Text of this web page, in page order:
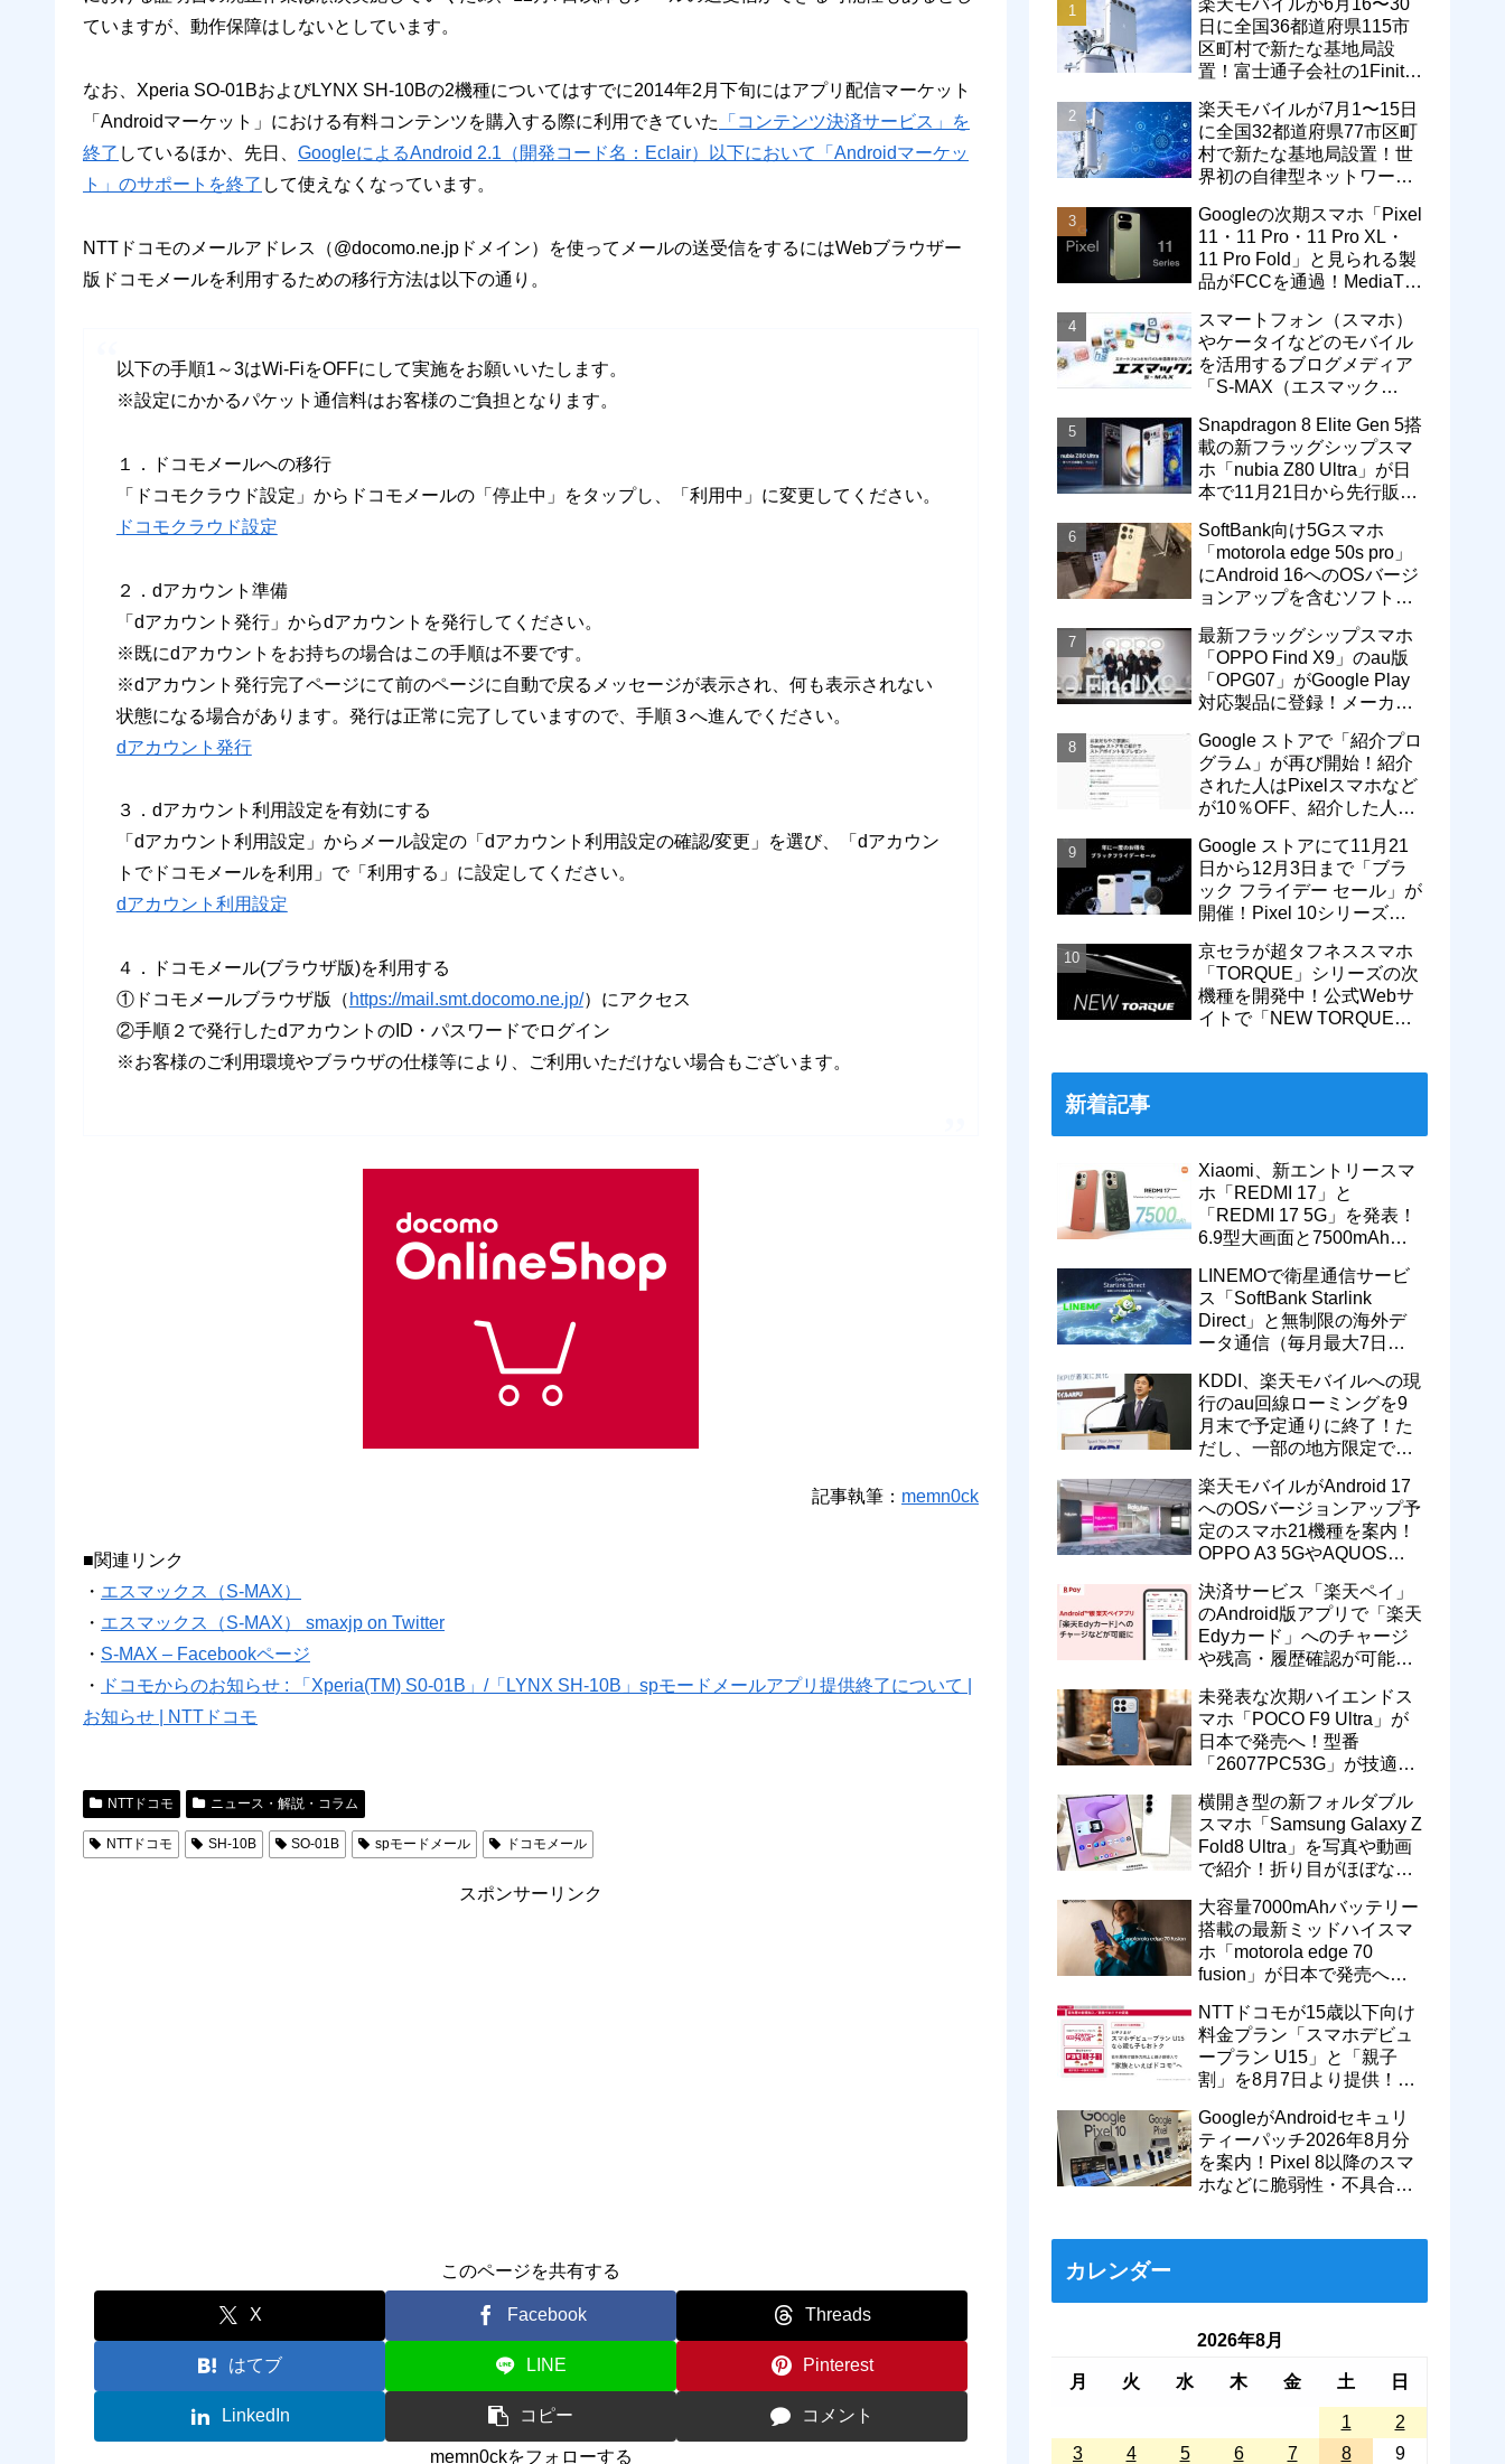
ていますが、動作保障はしないとしています。
なお、Xperia SO-01BおよびLYNX SH-10Bの2機種についてはすでに2014年2月下旬にはアプリ配信マーケット
「Androidマーケット」における有料コンテンツを購入する際に利用できていた
「コンテンツ決済サービス」を
終了 しているほか、先日、 GoogleによるAndroid 2.1（開発コード名：Eclair）以下において「Androidマーケッ
ト」のサポートを終了 して使えなくなっています。
NTTドコモのメールアドレス（@docomo.ne.jpドメイン）を使ってメールの送受信をするにはWebブラウザー
版ドコモメールを利用するための移行方法は以下の通り。
以下の手順1～3はWi-FiをOFFにして実施をお願いいたします。
※設定にかかるパケット通信料はお客様のご負担となります。
１．ドコモメールへの移行
「ドコモクラウド設定」からドコモメールの「停止中」をタップし、「利用中」に変更してください。
ドコモクラウド設定
２．dアカウント準備
「dアカウント発行」からdアカウントを発行してください。
※既にdアカウントをお持ちの場合はこの手順は不要です。
※dアカウント発行完了ページにて前のページに自動で戻るメッセージが表示され、何も表示されない
状態になる場合があります。発行は正常に完了していますので、手順３へ進んでください。
dアカウント発行
３．dアカウント利用設定を有効にする
「dアカウント利用設定」からメール設定の「dアカウント利用設定の確認/変更」を選び、「dアカウン
トでドコモメールを利用」で「利用する」に設定してください。
dアカウント利用設定
４．ドコモメール(ブラウザ版)を利用する
①ドコモメールブラウザ版（ https://mail.smt.docomo.ne.jp/）にアクセス
②手順２で発行したdアカウントのID・パスワードでログイン
※お客様のご利用環境やブラウザの仕様等により、ご利用いただけない場合もございます。
記事執筆： memn0ck
■関連リンク
・ エスマックス（S-MAX）
・ エスマックス（S-MAX） smaxjp on Twitter
・ S-MAX – Facebookページ
・
ドコモからのお知らせ : 「Xperia(TM) S0-01B」/「LYNX SH-10B」spモードメールアプリ提供終了について |
お知らせ | NTTドコモ
NTTドコモ ニュース・解説・コラム
NTTドコモ SH-10B SO-01B spモードメール ドコモメール
スポンサーリンク
このページを共有する
X Facebook Threads
はてブ LINE Pinterest
LinkedIn コピー コメント
memn0ckをフォローする
楽天モバイルが6月16〜30
日に全国36都道府県115市
区町村で新たな基地局設
置！富士通子会社の1Finity
エリアが拡大
楽天モバイルが7月1〜15日
に全国32都道府県77市区町
村で新たな基地局設置！世
界初の自律型ネットワーク
通信品質も改善
Googleの次期スマホ「Pixel
11・11 Pro・11 Pro XL・
11 Pro Fold」と見られる製
品がFCCを通過！MediaTek
スマートフォン（スマホ）
やケータイなどのモバイル
を活用するブログメディア
「S-MAX（エスマック
Snapdragon 8 Elite Gen 5搭
載の新フラッグシップスマ
ホ「nubia Z80 Ultra」が日
本で11月21日から先行販
SoftBank向け5Gスマホ
「motorola edge 50s pro」
にAndroid 16へのOSバージ
ョンアップを含むソフトウ
最新フラッグシップスマホ
「OPPO Find X9」のau版
「OPG07」がGoogle Play
対応製品に登録！メーカー
売へ
Google ストアで「紹介プロ
グラム」が再び開始！紹介
された人はPixelスマホなど
が10％OFF、紹介した人は
ト付与
Google ストアにて11月21
日から12月3日まで「ブラ
ック フライデー セール」が
開催！Pixel 10シリーズや
に
京セラが超タフネススマホ
「TORQUE」シリーズの次
機種を開発中！公式Webサ
イトで「NEW TORQUE」
新着記事
Xiaomi、新エントリースマ
ホ「REDMI 17」と
「REDMI 17 5G」を発表！
6.9型大画面と7500mAhバ
でも発売予定
LINEMOで衛星通信サービ
ス「SoftBank Starlink
Direct」と無制限の海外デ
ータ通信（毎月最大7日
から利用可能
KDDI、楽天モバイルへの現
行のau回線ローミングを9
月末で予定通りに終了！た
だし、一部の地方限定では
維持に協力へ
楽天モバイルがAndroid 17
へのOSバージョンアップ予
定のスマホ21機種を案内！
OPPO A3 5GやAQUOS
対象
決済サービス「楽天ペイ」
のAndroid版アプリで「楽天
Edyカード」へのチャージ
や残高・履歴確認が可能
交換なども
未発表な次期ハイエンドス
マホ「POCO F9 Ultra」が
日本で発売へ！型番
「26077PC53G」が技適通
テリー搭載に
横開き型の新フォルダブル
スマホ「Samsung Galaxy Z
Fold8 Ultra」を写真や動画
で紹介！折り目がほぼない
ト】
大容量7000mAhバッテリー
搭載の最新ミッドハイスマ
ホ「motorola edge 70
fusion」が日本で発売へ！
過
NTTドコモが15歳以下向け
料金プラン「スマホデビュ
ープラン U15」と「親子
割」を8月7日より提供！親
550円割引に
GoogleがAndroidセキュリ
ティーパッチ2026年8月分
を案内！Pixel 8以降のスマ
ホなどに脆弱性・不具合の
カレンダー
2026年8月
月 火 水 木 金 土 日
1
2
3
4 5 6 7 8 9